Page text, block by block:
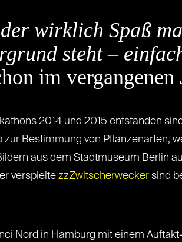
wirklich Spaß
steht –
im vergangenen
2014 und 2015 entstanden
Bestimmung von Pflanzenarten,
aus dem Stadtmuseum Berlin
verspielte zzZwitscherwecker sind
Nord in Hamburg mit einem